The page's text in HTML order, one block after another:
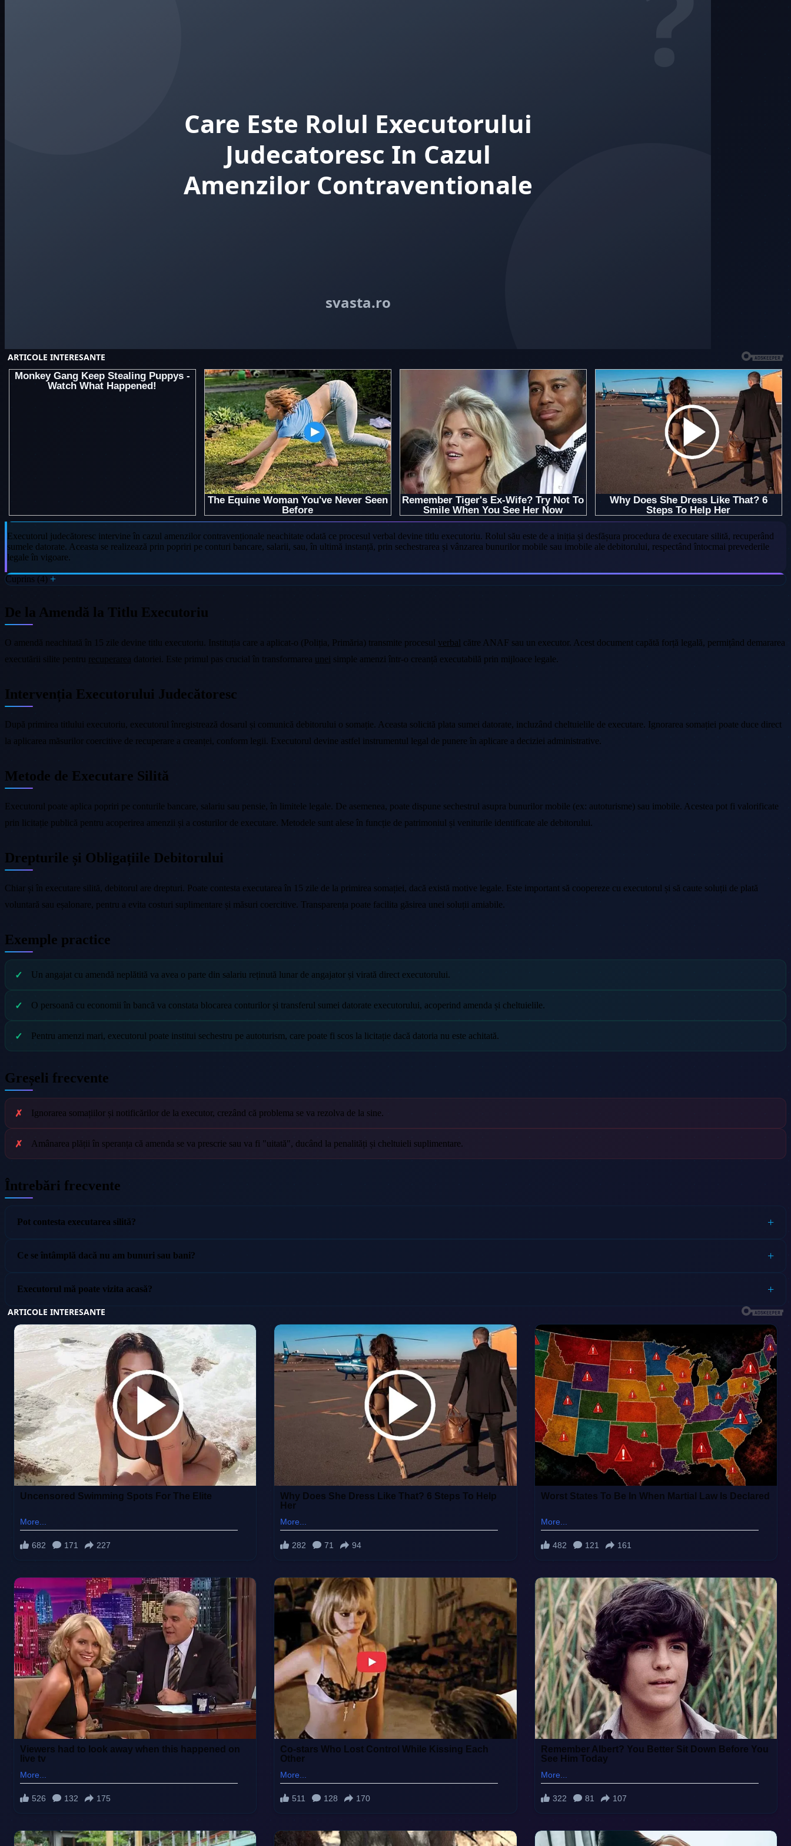
Executorul judecătoresc intervine în cazul amenzilor contravenționale neachitate odată ce procesul verbal devine titlu executoriu. Rolul său este de a iniția și desfășura procedura de executare silită, recuperând
sumele datorate. Aceasta se realizează prin popriri pe conturi bancare, salarii, sau, în ultimă instanță, prin sechestrarea și vânzarea bunurilor mobile sau imobile ale debitorului, respectând întocmai prevederile
legale în vigoare.
Cuprins (4)
De la Amendă la Titlu Executoriu
O amendă neachitată în 15 zile devine titlu executoriu. Instituția care a aplicat-o (Poliția, Primăria) transmite procesul verbal către ANAF sau un executor. Acest document capătă forță legală, permițând demararea
executării silite pentru recuperarea datoriei. Este primul pas crucial în transformarea unei simple amenzi într-o creanță executabilă prin mijloace legale.
Intervenția Executorului Judecătoresc
După primirea titlului executoriu, executorul înregistrează dosarul și comunică debitorului o somație. Aceasta solicită plata sumei datorate, incluzând cheltuielile de executare. Ignorarea somației poate duce direct
la aplicarea măsurilor coercitive de recuperare a creanței, conform legii. Executorul devine astfel instrumentul legal de punere în aplicare a deciziei administrative.
Metode de Executare Silită
Executorul poate aplica popriri pe conturile bancare, salariu sau pensie, în limitele legale. De asemenea, poate dispune sechestrul asupra bunurilor mobile (ex: autoturisme) sau imobile. Acestea pot fi valorificate
prin licitație publică pentru acoperirea amenzii și a costurilor de executare. Metodele sunt alese în funcție de patrimoniul și veniturile identificate ale debitorului.
Drepturile și Obligațiile Debitorului
Chiar și în executare silită, debitorul are drepturi. Poate contesta executarea în 15 zile de la primirea somației, dacă există motive legale. Este important să coopereze cu executorul și să caute soluții de plată
voluntară sau eșalonare, pentru a evita costuri suplimentare și măsuri coercitive. Transparența poate facilita găsirea unei soluții amiabile.
Exemple practice
Un angajat cu amendă neplătită va avea o parte din salariu reținută lunar de angajator și virată direct executorului.
O persoană cu economii în bancă va constata blocarea conturilor și transferul sumei datorate executorului, acoperind amenda și cheltuielile.
Pentru amenzi mari, executorul poate institui sechestru pe autoturism, care poate fi scos la licitație dacă datoria nu este achitată.
Greșeli frecvente
Ignorarea somațiilor și notificărilor de la executor, crezând că problema se va rezolva de la sine.
Amânarea plății în speranța că amenda se va prescrie sau va fi "uitată", ducând la penalități și cheltuieli suplimentare.
Întrebări frecvente
Pot contesta executarea silită?
Ce se întâmplă dacă nu am bunuri sau bani?
Executorul mă poate vizita acasă?